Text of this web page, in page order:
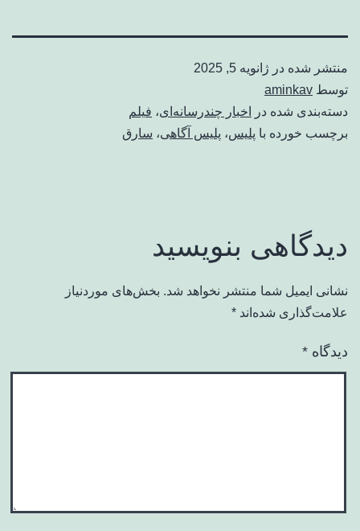
منتشر شده در ژانویه 5, 2025
توسط aminkav
دسته‌بندی شده در
اخبار چندرسانه‌ای، فیلم
برچسب خورده با پلیس، پلیس آگاهی، سارق
دیدگاهی بنویسید
نشانی ایمیل شما منتشر نخواهد شد. بخش‌های موردنیاز
علامت‌گذاری شده‌اند *
دیدگاه *